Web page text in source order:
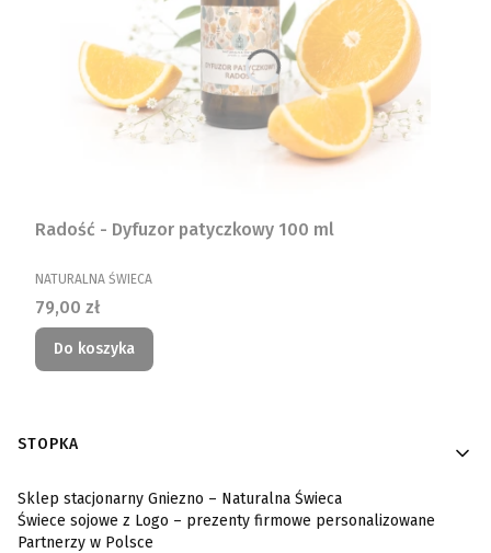
Radość - Dyfuzor patyczkowy 100 ml
PRODUCENT
NATURALNA ŚWIECA
Cena
79,00 zł
Do koszyka
Linki w stopce
STOPKA
Sklep stacjonarny Gniezno – Naturalna Świeca
Świece sojowe z Logo – prezenty firmowe personalizowane
Partnerzy w Polsce